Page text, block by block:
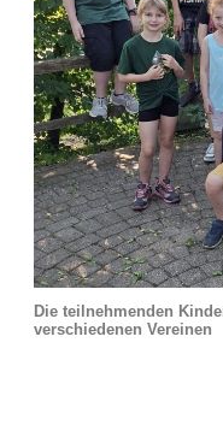
Die teilnehmenden
verschiedenen Vereinen